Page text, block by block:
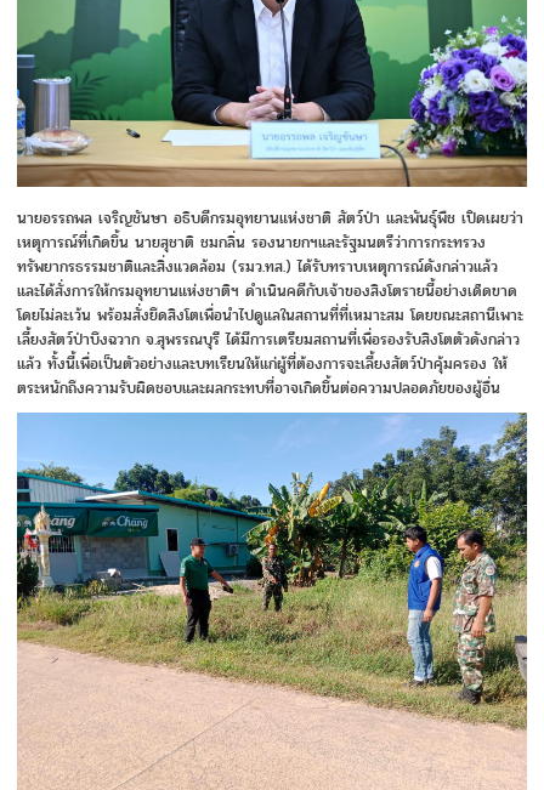
นายอรรถพล​ เจริญชันษา​ อธิบดีกรมอุทยานแห่งชาติ​ สัตว์ป่า​ และพันธุ์พืช​ เปิดเผยว่า​
เหตุการณ์ที่เกิดขึ้น​ นายสุชาติ​ ชมกลิ่น​ รองนายกฯและรัฐมนตรีว่าการกระทรวง
ทรัพยากรธรรมชาติและสิ่งแวดล้อม (รมว.ทส.) ได้รับทราบเหตุการณ์ดังกล่าวแล้ว
และได้สั่งการให้กรมอุทยานแห่งชาติฯ​ ดำเนินคดีกับเจ้าของสิงโตรายนี้อย่างเด็ดขาด
โดยไม่ละเว้น พร้อมสั่งยึดสิงโตเพื่อนำไปดูแลในสถานที่ที่เหมาะสม​ โดยขณะสถานีเพาะ
เลี้ยงสัตว์ป่าบึงฉวาก​ จ.สุพรรณบุรี​ ได้มีการเตรียมสถานที่เพื่อรองรับสิงโตตัวดังกล่าว
แล้ว ทั้งนี้เพื่อเป็นตัวอย่างและบทเรียนให้แก่ผู้ที่ต้องการจะเลี้ยงสัตว์ป่าคุ้มครอง ให้
ตระหนักถึงความรับผิดชอบและผลกระทบที่อาจเกิดขึ้นต่อความปลอดภัยของผู้อื่น